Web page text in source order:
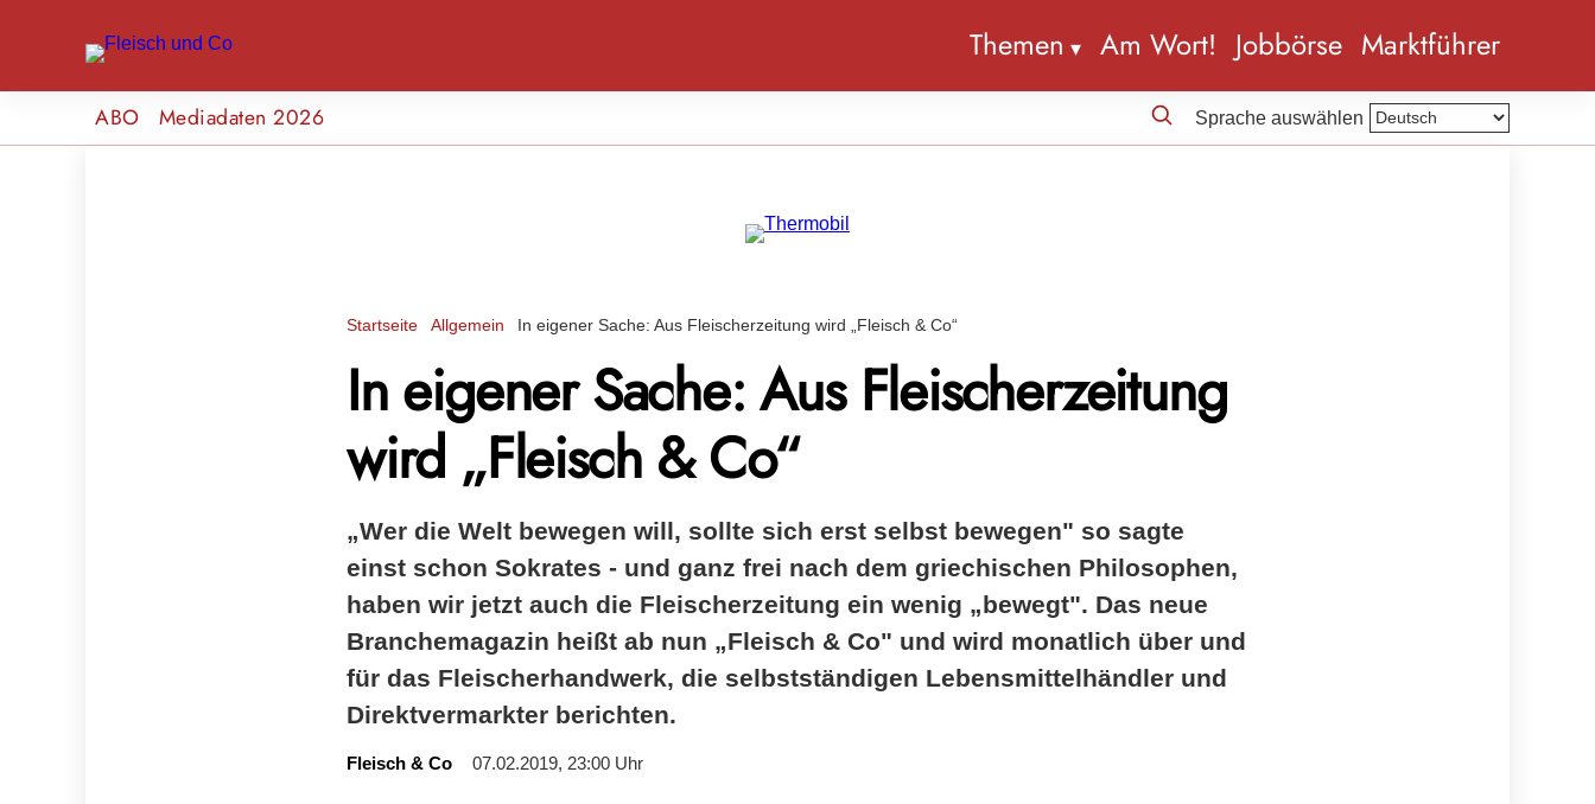
Themen Am Wort! Jobbörse Marktführer
ABO Mediadaten 2026 Sprache auswählen
Startseite Allgemein In eigener Sache: Aus Fleischerzeitung wird „Fleisch & Co“
In eigener Sache: Aus Fleischerzeitung
wird „Fleisch & Co“
„Wer die Welt bewegen will, sollte sich erst selbst bewegen" so sagte
einst schon Sokrates - und ganz frei nach dem griechischen Philosophen,
haben wir jetzt auch die Fleischerzeitung ein wenig „bewegt". Das neue
Branchemagazin heißt ab nun „Fleisch & Co" und wird monatlich über und
für das Fleischerhandwerk, die selbstständigen Lebensmittelhändler und
Direktvermarkter berichten.
Fleisch & Co 07.02.2019, 23:00 Uhr